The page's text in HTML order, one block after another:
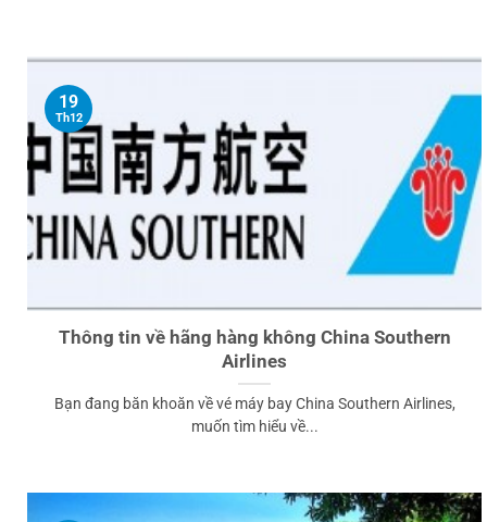
Thông tin về hãng hàng không China Southern
Airlines
Bạn đang băn khoăn về vé máy bay China Southern Airlines,
muốn tìm hiểu về...
19
Th12